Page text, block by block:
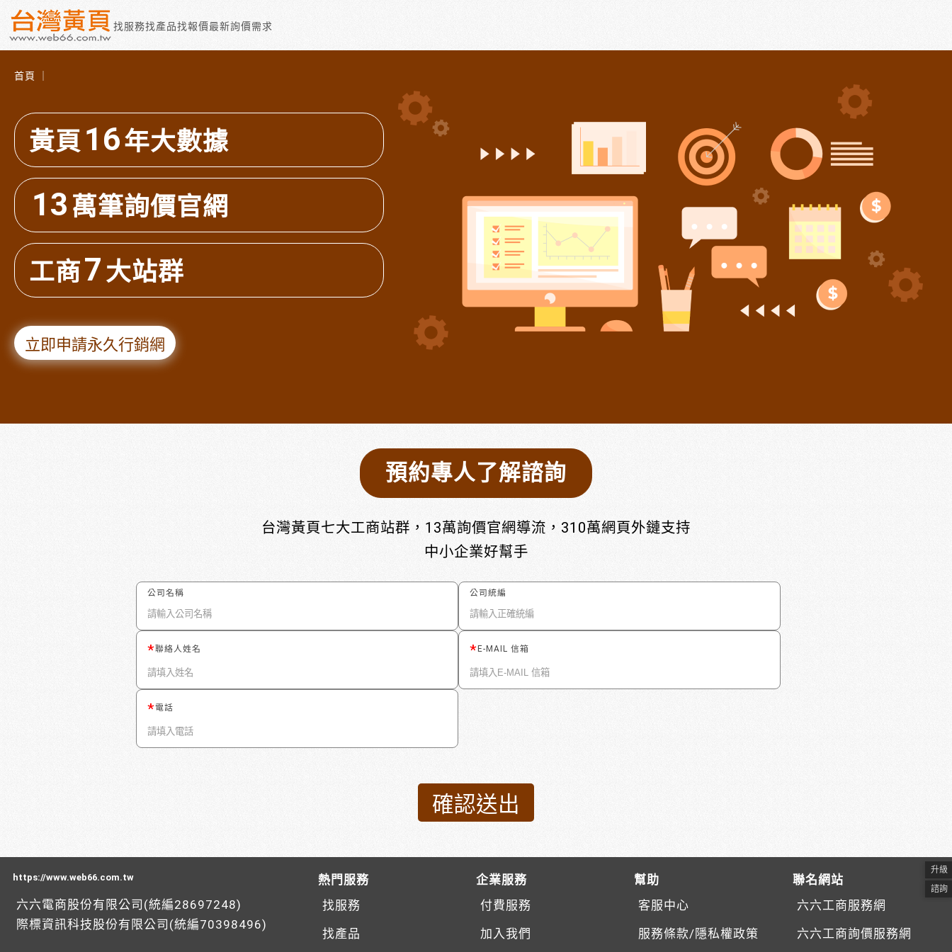
找服務找產品找報價最新詢價需求
首頁 ｜
黃頁 16年大數據
13 萬筆詢價官網
工商7大站群
立即申請永久行銷網
預約專人了解諮詢
台灣黃頁七大工商站群，13萬詢價官網導流，310萬網頁外鏈支持
中小企業好幫手
公司名稱 公司統編
聯絡人姓名 E-MAIL 信箱
電話
https://www.web66.com.tw
六六電商股份有限公司(統編28697248)
際標資訊科技股份有限公司(統編70398496)
熱門服務
找服務
找產品
企業服務
付費服務
加入我們
幫助
客服中心
服務條款/隱私權政策
聯名網站
六六工商服務網
六六工商詢價服務網
升級
諮詢